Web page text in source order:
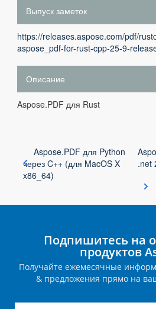
Выпуск заметок
https://releases.aspose.com/pdf/
aspose_pdf-for-rust-cpp-25-9-
Описание
Aspose.PDF для Rust
Aspose.PDF для Python
через C++ (для MacOS X
x86_64)
.net
Подпишитесь на
продуктов
Получайте ежемесячные
& предложения прямо на